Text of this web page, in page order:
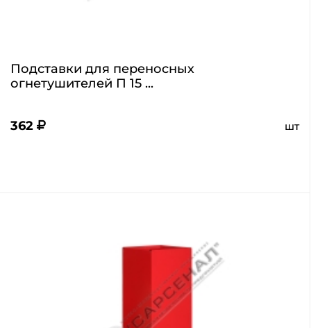
Подставки для переносных
огнетушителей П 15 ...
362 шт